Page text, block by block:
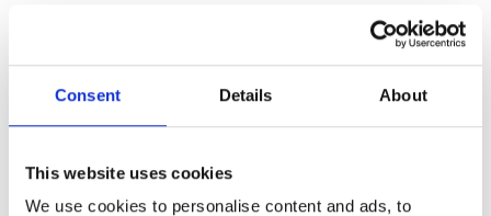
Consent Details About
This website uses cookies
We use cookies to personalise content and ads, to
Produktens utseende kan avvika mot de bilder som visas